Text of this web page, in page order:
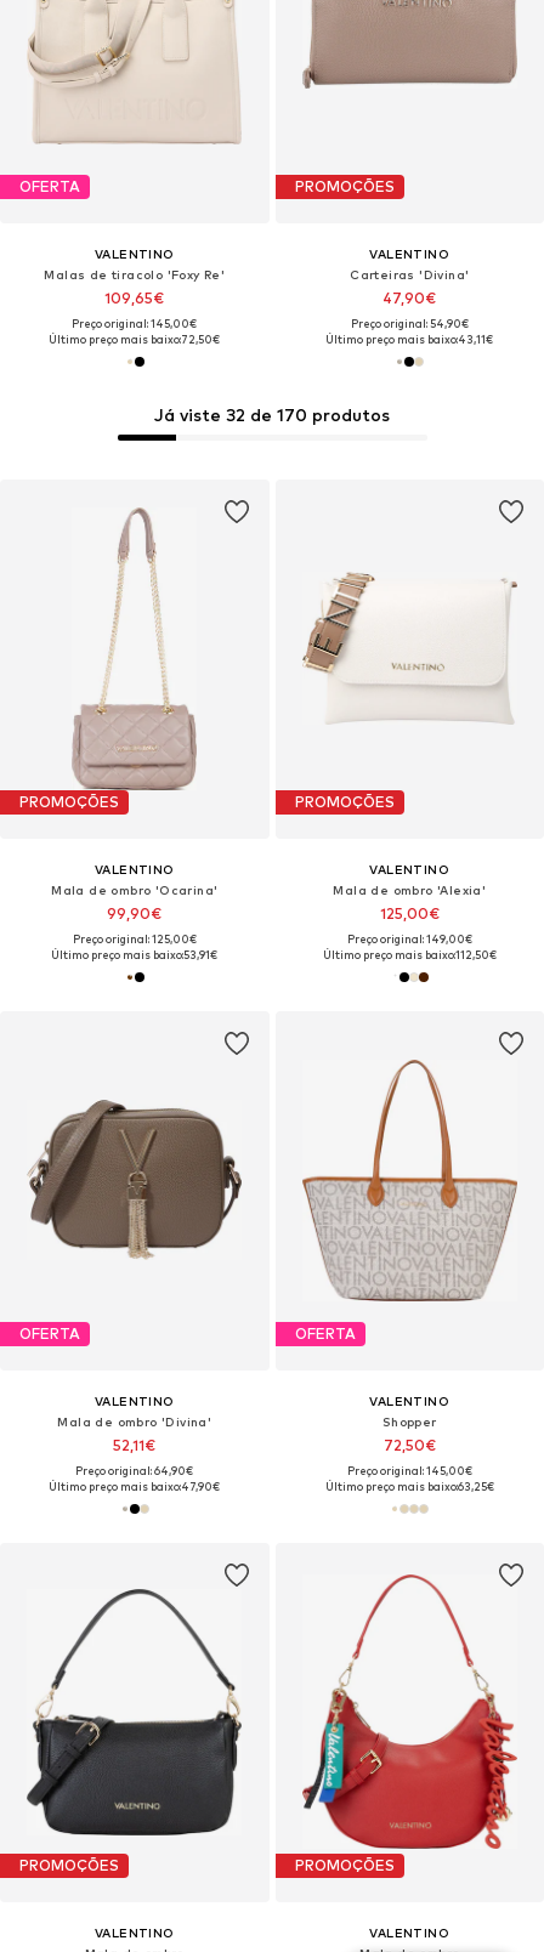
Já viste 32 de 170 produtos
OFERTA
VALENTINO
Malas de tiracolo 'Foxy Re'
109,65€
Preço original: 145,00€
Último preço mais baixo:72,50€
PROMOÇÕES
VALENTINO
Carteiras 'Divina'
47,90€
Preço original: 54,90€
Último preço mais baixo:43,11€
PROMOÇÕES
VALENTINO
Mala de ombro 'Ocarina'
99,90€
Preço original: 125,00€
Último preço mais baixo:53,91€
PROMOÇÕES
VALENTINO
Mala de ombro 'Alexia'
125,00€
Preço original: 149,00€
Último preço mais baixo:112,50€
OFERTA
VALENTINO
Mala de ombro 'Divina'
52,11€
Preço original: 64,90€
Último preço mais baixo:47,90€
OFERTA
VALENTINO
Shopper
72,50€
Preço original: 145,00€
Último preço mais baixo:63,25€
PROMOÇÕES
VALENTINO
PROMOÇÕES
VALENTINO